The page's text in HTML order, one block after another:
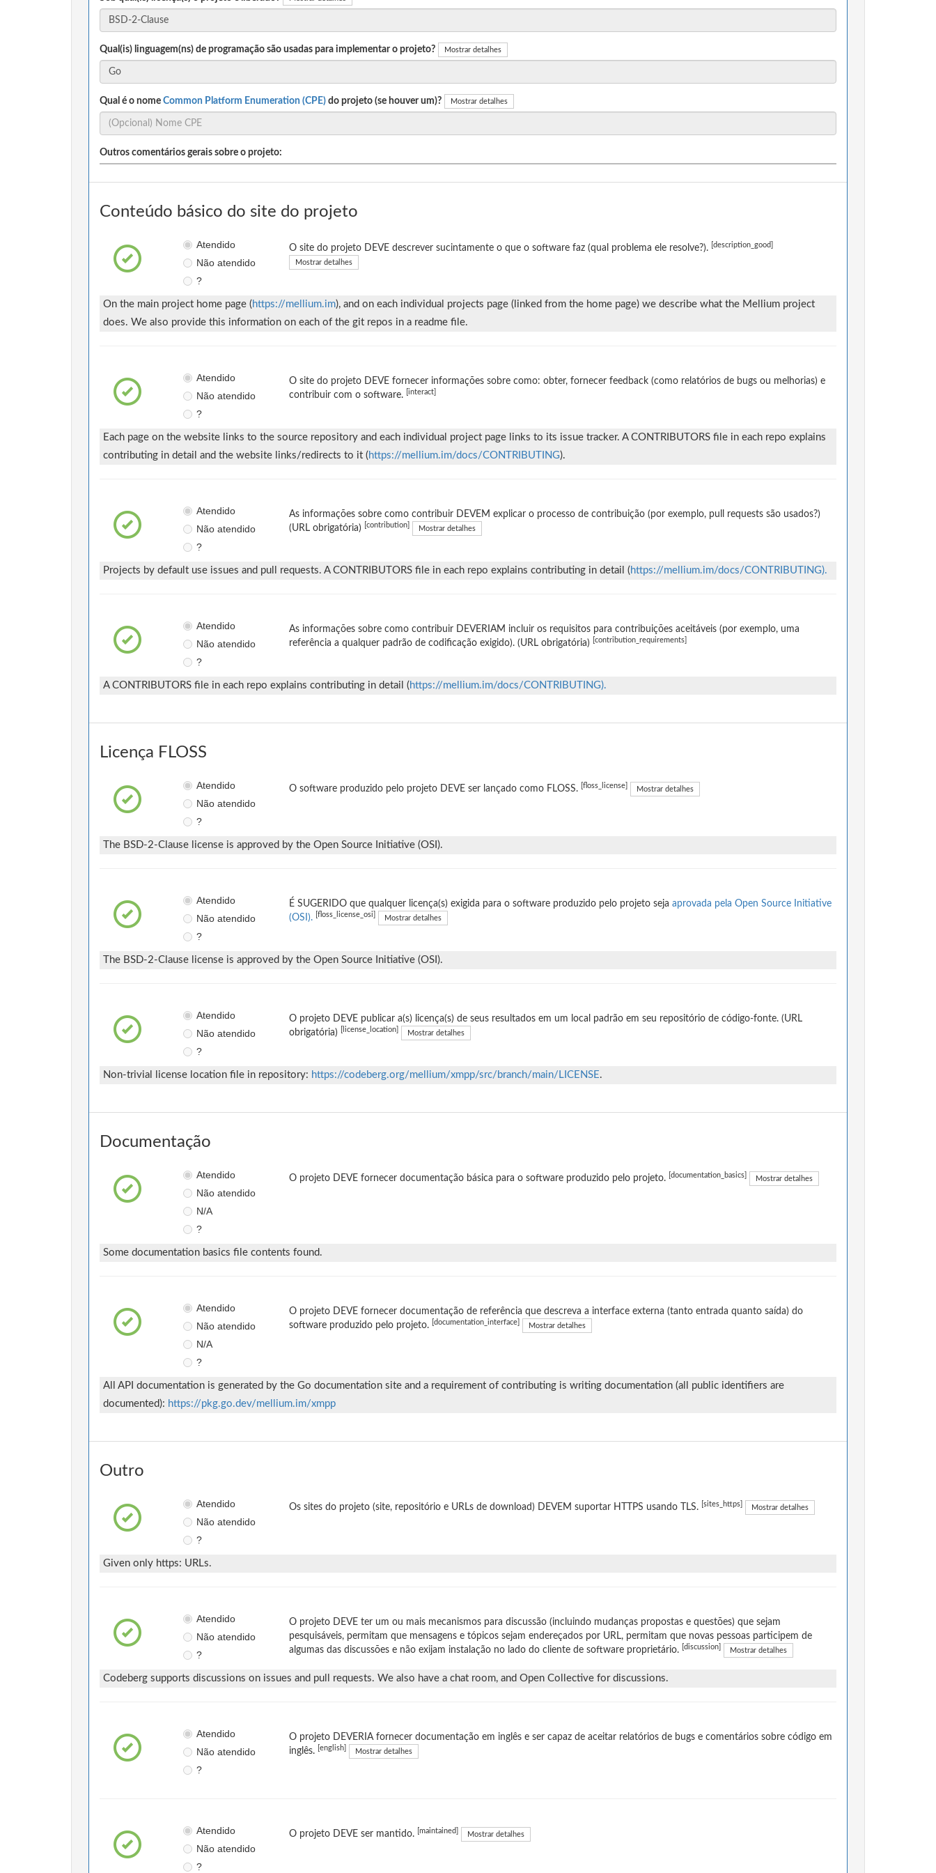
Qual(is) linguagem(ns) de programação são usadas para implementar o projeto? Mostrar detalhes
Qual é o nome Common Platform Enumeration (CPE) do projeto (se houver um)? Mostrar detalhes
Outros comentários gerais sobre o projeto:
Conteúdo básico do site do projeto
Atendido
Não atendido
?
O site do projeto DEVE descrever sucintamente o que o software faz (qual problema ele resolve?). [description_good]
Mostrar detalhes
On the main project home page ( https://mellium.im), and on each individual projects page (linked from the home page) we describe what the Mellium project
does. We also provide this information on each of the git repos in a readme file.
Atendido
Não atendido
?
O site do projeto DEVE fornecer informações sobre como: obter, fornecer feedback (como relatórios de bugs ou melhorias) e
contribuir com o software.
[interact]
Each page on the website links to the source repository and each individual project page links to its issue tracker. A CONTRIBUTORS file in each repo explains
contributing in detail and the website links/redirects to it ( https://mellium.im/docs/CONTRIBUTING).
Atendido
Não atendido
?
As informações sobre como contribuir DEVEM explicar o processo de contribuição (por exemplo, pull requests são usados?)
(URL obrigatória)
[contribution] Mostrar detalhes
Projects by default use issues and pull requests. A CONTRIBUTORS file in each repo explains contributing in detail ( https://mellium.im/docs/CONTRIBUTING).
Atendido
Não atendido
?
As informações sobre como contribuir DEVERIAM incluir os requisitos para contribuições aceitáveis (por exemplo, uma
referência a qualquer padrão de codificação exigido). (URL obrigatória)
[contribution_requirements]
A CONTRIBUTORS file in each repo explains contributing in detail ( https://mellium.im/docs/CONTRIBUTING).
Licença FLOSS
Atendido
Não atendido
?
O software produzido pelo projeto DEVE ser lançado como FLOSS. [floss_license] Mostrar detalhes
The BSD-2-Clause license is approved by the Open Source Initiative (OSI).
Atendido
Não atendido
?
É SUGERIDO que qualquer licença(s) exigida para o software produzido pelo projeto seja aprovada pela Open Source Initiative
(OSI).
[floss_license_osi] Mostrar detalhes
The BSD-2-Clause license is approved by the Open Source Initiative (OSI).
Atendido
Não atendido
?
O projeto DEVE publicar a(s) licença(s) de seus resultados em um local padrão em seu repositório de código-fonte. (URL
obrigatória)
[license_location] Mostrar detalhes
Non-trivial license location file in repository: https://codeberg.org/mellium/xmpp/src/branch/main/LICENSE.
Documentação
Atendido
Não atendido
N/A
?
O projeto DEVE fornecer documentação básica para o software produzido pelo projeto. [documentation_basics] Mostrar detalhes
Some documentation basics file contents found.
Atendido
Não atendido
N/A
?
O projeto DEVE fornecer documentação de referência que descreva a interface externa (tanto entrada quanto saída) do
software produzido pelo projeto.
[documentation_interface] Mostrar detalhes
All API documentation is generated by the Go documentation site and a requirement of contributing is writing documentation (all public identifiers are
documented): https://pkg.go.dev/mellium.im/xmpp
Outro
Atendido
Não atendido
?
Os sites do projeto (site, repositório e URLs de download) DEVEM suportar HTTPS usando TLS. [sites_https] Mostrar detalhes
Given only https: URLs.
Atendido
Não atendido
?
O projeto DEVE ter um ou mais mecanismos para discussão (incluindo mudanças propostas e questões) que sejam
pesquisáveis, permitam que mensagens e tópicos sejam endereçados por URL, permitam que novas pessoas participem de
algumas das discussões e não exijam instalação no lado do cliente de software proprietário.
[discussion] Mostrar detalhes
Codeberg supports discussions on issues and pull requests. We also have a chat room, and Open Collective for discussions.
Atendido
Não atendido
?
O projeto DEVERIA fornecer documentação em inglês e ser capaz de aceitar relatórios de bugs e comentários sobre código em
inglês.
[english] Mostrar detalhes
Atendido
Não atendido
?
O projeto DEVE ser mantido. [maintained] Mostrar detalhes